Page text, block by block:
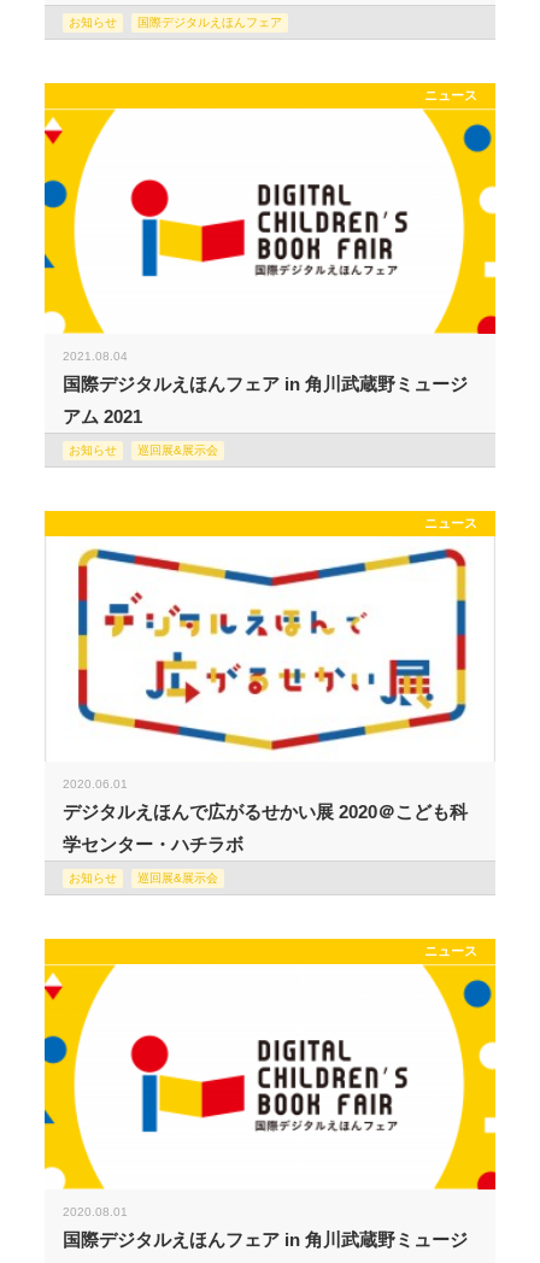
お知らせ 国際デジタルえほんフェア
ニュース
2021.08.04
国際デジタルえほんフェア in 角川武蔵野ミュージ
アム 2021
お知らせ 巡回展&展示会
ニュース
2020.06.01
デジタルえほんで広がるせかい展 2020＠こども科
学センター・ハチラボ
お知らせ 巡回展&展示会
ニュース
2020.08.01
国際デジタルえほんフェア in 角川武蔵野ミュージ